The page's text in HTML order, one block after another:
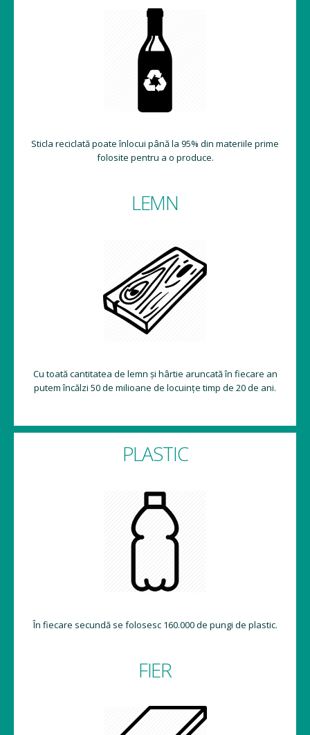
Sticla reciclată poate înlocui până la 95% din materiile prime
folosite pentru a o produce.
LEMN
Cu toată cantitatea de lemn și hârtie aruncată în fiecare an
putem încălzi 50 de milioane de locuințe timp de 20 de ani.
PLASTIC
În fiecare secundă se folosesc 160.000 de pungi de plastic.
FIER